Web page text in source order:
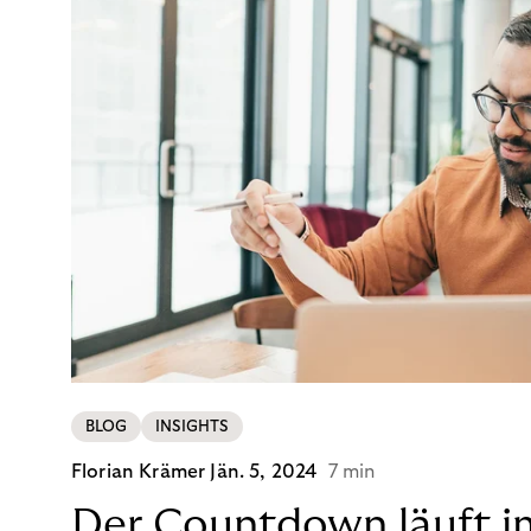
BLOG INSIGHTS
Florian Krämer Jän. 5, 2024 7 min